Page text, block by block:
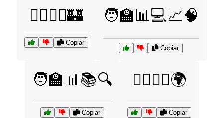
🦸‍♂️🦹‍♀️🏰
Copiar
🧑‍🏫📊💻📈🧠
Copiar
🧑‍🏫📊📚🔍
Copiar
🧙‍♀️🦸‍♂️🌍
Copiar